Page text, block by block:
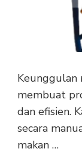
Keunggulan
membuat
dan efisien.
secara
makan …